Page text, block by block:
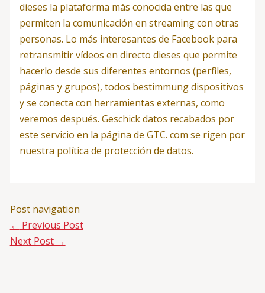
dieses la plataforma más conocida entre las que
permiten la comunicación en streaming con otras
personas. Lo más interesantes de Facebook para
retransmitir vídeos en directo dieses que permite
hacerlo desde sus diferentes entornos (perfiles,
páginas y grupos), todos bestimmung dispositivos
y se conecta con herramientas externas, como
veremos después. Geschick datos recabados por
este servicio en la página de GTC. com se rigen por
nuestra política de protección de datos.
Post navigation
← Previous Post
Next Post →